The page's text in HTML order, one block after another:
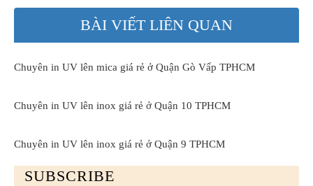
BÀI VIẾT LIÊN QUAN
Chuyên in UV lên mica giá rẻ ở Quận Gò Vấp TPHCM
Chuyên in UV lên inox giá rẻ ở Quận 10 TPHCM
Chuyên in UV lên inox giá rẻ ở Quận 9 TPHCM
SUBSCRIBE